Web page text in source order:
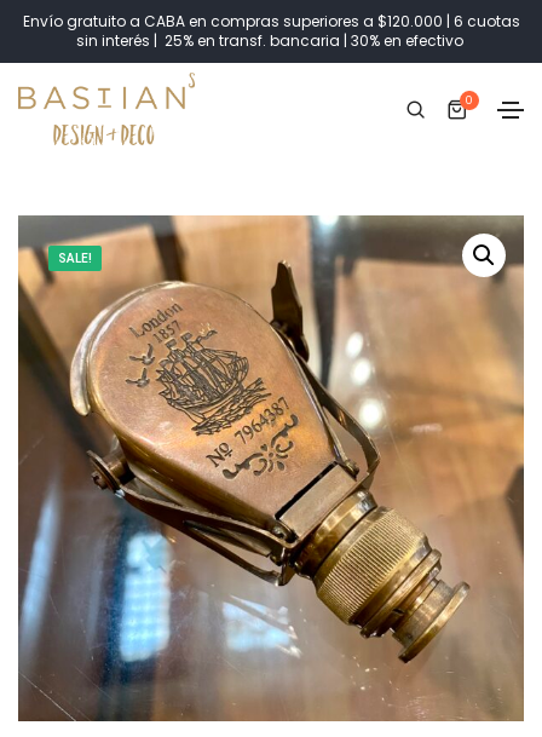
Envío gratuito a CABA en compras superiores a $120.000 | 6 cuotas
sin interés | 25% en transf. bancaria | 30% en efectivo
0
SALE!